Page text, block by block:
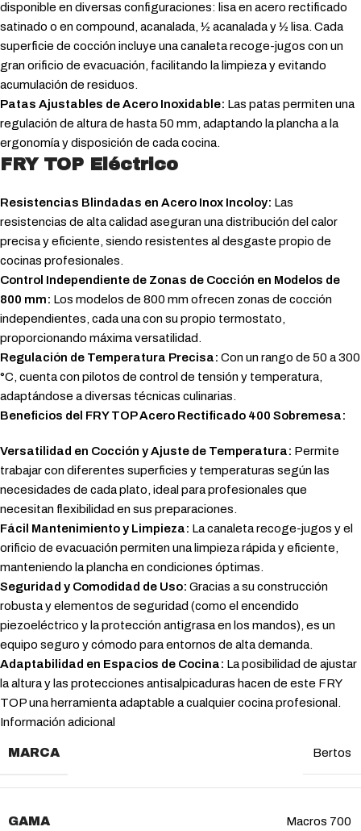
disponible en diversas configuraciones: lisa en acero rectificado
satinado o en compound, acanalada, ½ acanalada y ½ lisa. Cada
superficie de cocción incluye una canaleta recoge-jugos con un
gran orificio de evacuación, facilitando la limpieza y evitando
acumulación de residuos.
Patas Ajustables de Acero Inoxidable: Las patas permiten una
regulación de altura de hasta 50 mm, adaptando la plancha a la
ergonomía y disposición de cada cocina.
FRY TOP Eléctrico
Resistencias Blindadas en Acero Inox Incoloy: Las
resistencias de alta calidad aseguran una distribución del calor
precisa y eficiente, siendo resistentes al desgaste propio de
cocinas profesionales.
Control Independiente de Zonas de Cocción en Modelos de
800 mm: Los modelos de 800 mm ofrecen zonas de cocción
independientes, cada una con su propio termostato,
proporcionando máxima versatilidad.
Regulación de Temperatura Precisa: Con un rango de 50 a 300
°C, cuenta con pilotos de control de tensión y temperatura,
adaptándose a diversas técnicas culinarias.
Beneficios del FRY TOP Acero Rectificado 400 Sobremesa:
Versatilidad en Cocción y Ajuste de Temperatura: Permite
trabajar con diferentes superficies y temperaturas según las
necesidades de cada plato, ideal para profesionales que
necesitan flexibilidad en sus preparaciones.
Fácil Mantenimiento y Limpieza: La canaleta recoge-jugos y el
orificio de evacuación permiten una limpieza rápida y eficiente,
manteniendo la plancha en condiciones óptimas.
Seguridad y Comodidad de Uso: Gracias a su construcción
robusta y elementos de seguridad (como el encendido
piezoeléctrico y la protección antigrasa en los mandos), es un
equipo seguro y cómodo para entornos de alta demanda.
Adaptabilidad en Espacios de Cocina: La posibilidad de ajustar
la altura y las protecciones antisalpicaduras hacen de este FRY
TOP una herramienta adaptable a cualquier cocina profesional.
Información adicional
MARCA Bertos
GAMA Macros 700